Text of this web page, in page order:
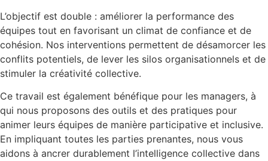
L’objectif est double : améliorer la performance des
équipes tout en favorisant un climat de confiance et de
cohésion. Nos interventions permettent de désamorcer les
conflits potentiels, de lever les silos organisationnels et de
stimuler la créativité collective.
Ce travail est également bénéfique pour les managers, à
qui nous proposons des outils et des pratiques pour
animer leurs équipes de manière participative et inclusive.
En impliquant toutes les parties prenantes, nous vous
aidons à ancrer durablement l’intelligence collective dans